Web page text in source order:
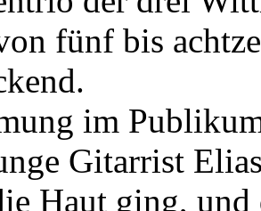
fünf bis
im
Gitarrist
Haut ging,